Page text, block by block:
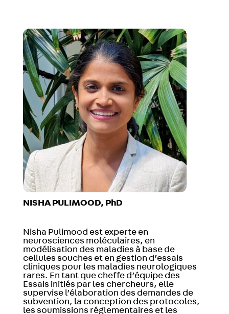
NISHA PULIMOOD, PhD
Nisha Pulimood est experte en
neurosciences moléculaires, en
modélisation des maladies à base de
cellules souches et en gestion d’essais
cliniques pour les maladies neurologiques
rares. En tant que cheffe d’équipe des
Essais initiés par les chercheurs, elle
supervise l’élaboration des demandes de
subvention, la conception des protocoles,
les soumissions réglementaires et les